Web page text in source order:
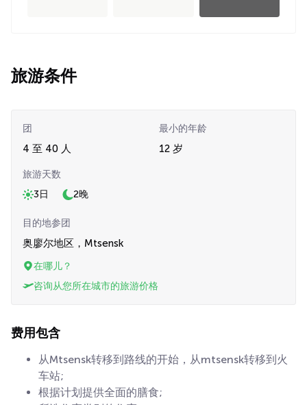
旅游条件
团
4 至 40 人
最小的年龄
12 岁
旅游天数
3日
2晚
目的地参团
奥廖尔地区，Mtsensk
在哪儿？
咨询从您所在城市的旅游价格
费用包含
从Mtsensk转移到路线的开始，从mtsensk转移到火
车站;
根据计划提供全面的膳食;